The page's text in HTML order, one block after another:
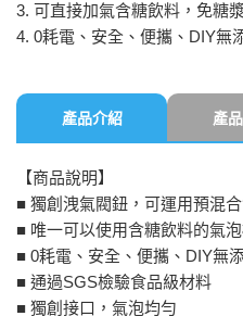
3. 可直接加氣含糖飲料，免糖
4. 0耗電、安全、便攜、DIY無
產品介紹 產
【商品說明】
■ 獨創洩氣閥鈕，可運用預混
■ 唯一可以使用含糖飲料的氣
■ 0耗電、安全、便攜、DIY無
■ 通過SGS檢驗食品級材料
■ 獨創接口，氣泡均勻